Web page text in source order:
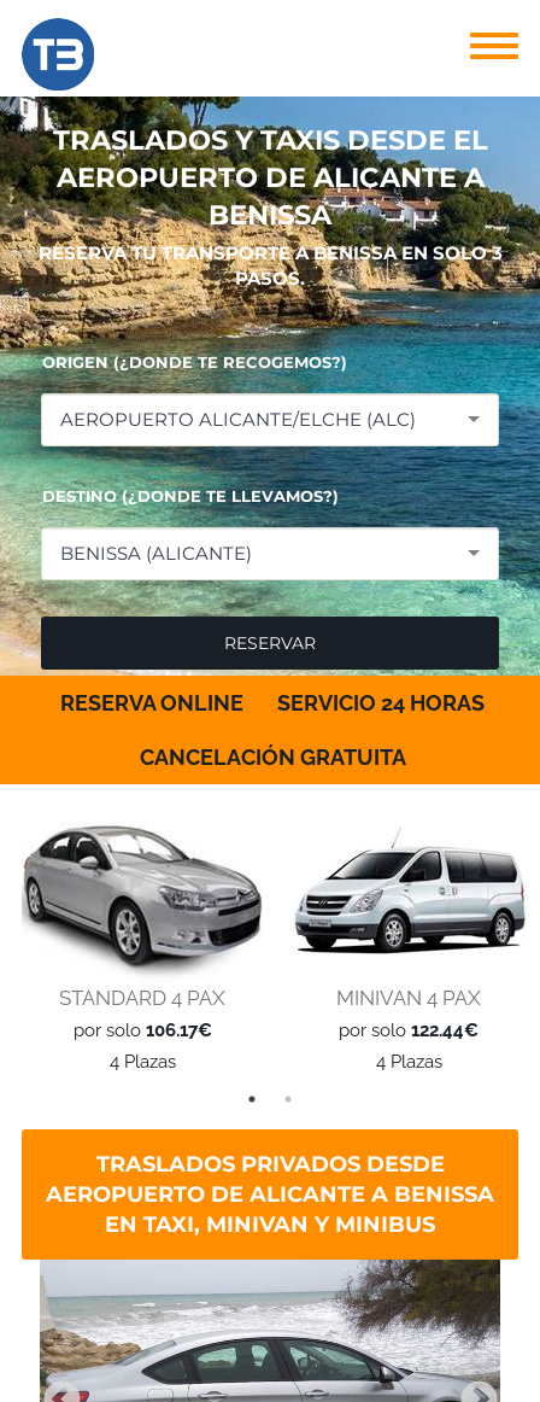
TRASLADOS Y TAXIS DESDE EL
AEROPUERTO DE ALICANTE A
BENISSA
RESERVA TU TRANSPORTE A BENISSA EN SOLO 3
PASOS.
ORIGEN (¿DONDE TE RECOGEMOS?)
AEROPUERTO ALICANTE/ELCHE (ALC)
DESTINO (¿DONDE TE LLEVAMOS?)
BENISSA (ALICANTE)
RESERVA ONLINE SERVICIO 24 HORAS
CANCELACIÓN GRATUITA
STANDARD 4 PAX
por solo 106.17€
4 Plazas
MINIVAN 4 PAX
por solo122.44€
4 Plazas
TRASLADOS PRIVADOS DESDE
AEROPUERTO DE ALICANTE A BENISSA
EN TAXI, MINIVAN Y MINIBUS